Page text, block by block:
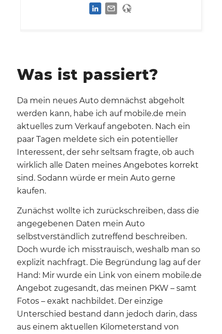
Was ist passiert?
Da mein neues Auto demnächst abgeholt
werden kann, habe ich auf mobile.de mein
aktuelles zum Verkauf angeboten. Nach ein
paar Tagen meldete sich ein potentieller
Interessent, der sehr seltsam fragte, ob auch
wirklich alle Daten meines Angebotes korrekt
sind. Sodann würde er mein Auto gerne
kaufen.
Zunächst wollte ich zurückschreiben, dass die
angegebenen Daten mein Auto
selbstverständlich zutreffend beschreiben.
Doch wurde ich misstrauisch, weshalb man so
explizit nachfragt. Die Begründung lag auf der
Hand: Mir wurde ein Link von einem mobile.de
Angebot zugesandt, das meinen PKW – samt
Fotos – exakt nachbildet. Der einzige
Unterschied bestand dann jedoch darin, dass
aus einem aktuellen Kilometerstand von